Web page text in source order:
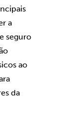
a
seguro
ao
da